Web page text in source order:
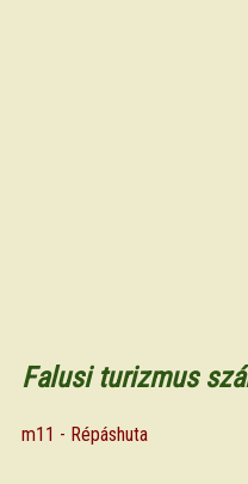
Falusi turizmus
m11 - Répáshuta